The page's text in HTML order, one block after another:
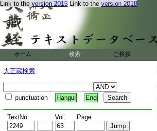
Link to the version 2015 Link to the version 2018
ホーム 検索 ご挨拶
大正蔵検索
punctuation Hangul Eng
TextNo. Vol. Page